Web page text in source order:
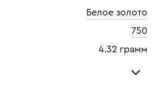
Белое золото
750
4.32 грамм